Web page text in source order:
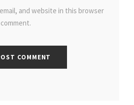
and website in this browser